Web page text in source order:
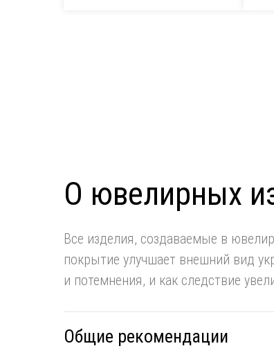
О ювелирных
Все изделия, создаваемые в
покрытие улучшает внешний вид
и потемнения, и как следствие
Общие рекомендации